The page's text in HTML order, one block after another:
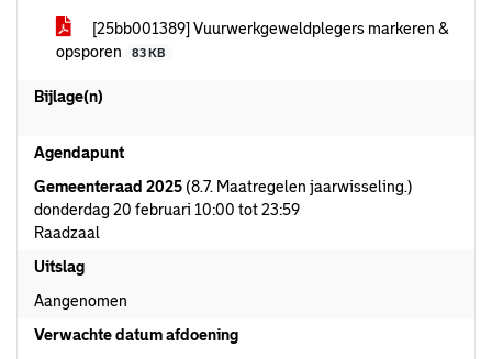
[25bb001389] Vuurwerkgeweldplegers markeren &
opsporen
83 KB
Bijlage(n)
Agendapunt
Gemeenteraad 2025 (8.7. Maatregelen jaarwisseling.)
donderdag 20 februari 10:00 tot 23:59
Raadzaal
Uitslag
Aangenomen
Verwachte datum afdoening